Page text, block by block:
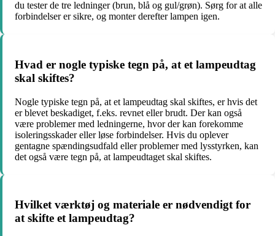
du tester de tre ledninger (brun, blå og gul/grøn). Sørg for at alle
forbindelser er sikre, og monter derefter lampen igen.
Hvad er nogle typiske tegn på, at et lampeudtag
skal skiftes?
Nogle typiske tegn på, at et lampeudtag skal skiftes, er hvis det
er blevet beskadiget, f.eks. revnet eller brudt. Der kan også
være problemer med ledningerne, hvor der kan forekomme
isoleringsskader eller løse forbindelser. Hvis du oplever
gentagne spændingsudfald eller problemer med lysstyrken, kan
det også være tegn på, at lampeudtaget skal skiftes.
Hvilket værktøj og materiale er nødvendigt for
at skifte et lampeudtag?